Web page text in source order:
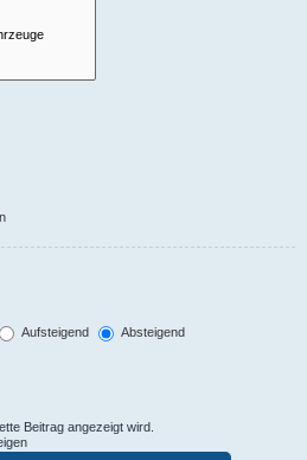
Aufsteigend
Absteigend
Beitrag angezeigt wird.